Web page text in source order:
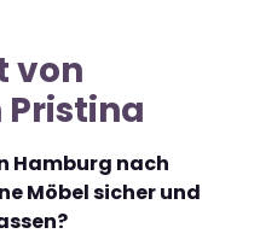
von
Hamburg nach
Möbel sicher und